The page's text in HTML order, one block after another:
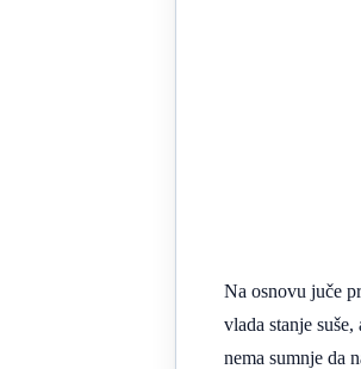
Na osnovu juče
vlada stanje
nema sumnje da